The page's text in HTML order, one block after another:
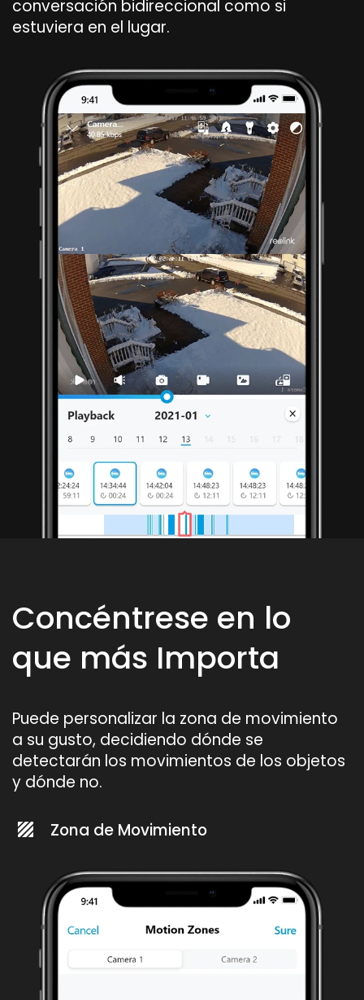
conversación bidireccional como si
estuviera en el lugar.
Concéntrese en lo
que más Importa
Puede personalizar la zona de movimiento
a su gusto, decidiendo dónde se
detectarán los movimientos de los objetos
y dónde no.
Zona de Movimiento